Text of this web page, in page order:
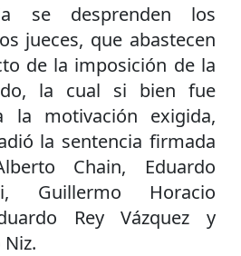
se desprenden los
jueces, que abastecen
de la imposición de la
la cual si bien fue
la motivación exigida,
la sentencia firmada
Chain, Eduardo
Guillermo Horacio
Rey Vázquez y